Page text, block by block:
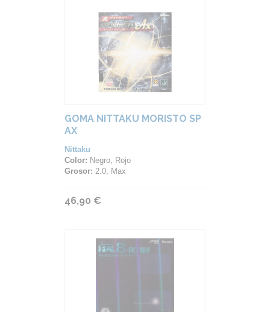
GOMA NITTAKU MORISTO SP
AX
Nittaku
Color: Negro, Rojo
Grosor: 2.0, Max
46,90 €